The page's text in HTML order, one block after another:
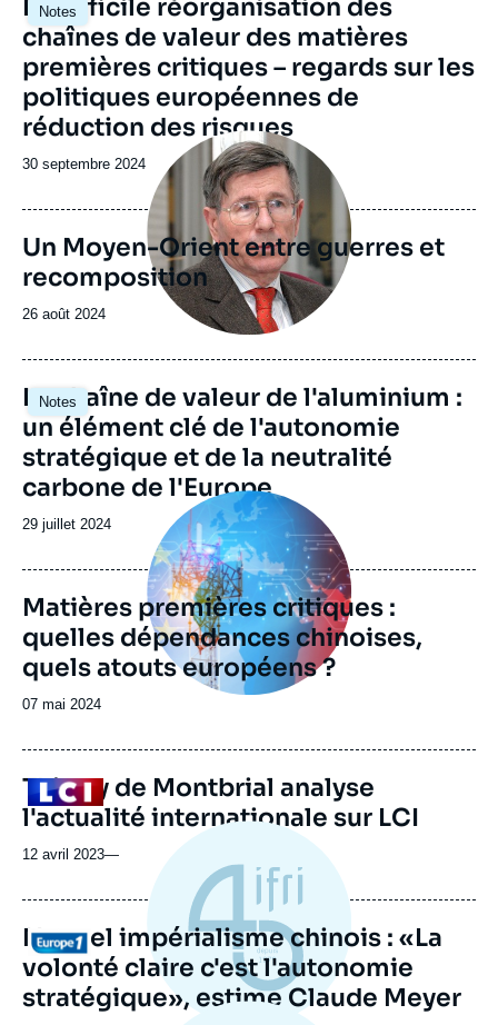
ou
émission
Notes
principale
La difficile réorganisation des
chaînes de valeur des matières
premières critiques – regards sur les
politiques européennes de
réduction des risques
Date
publication
30 septembre 2024
Image
principale
Un Moyen-Orient entre guerres et
recomposition
Date
publication
26 août 2024
Notes
Image
principale
La chaîne de valeur de l'aluminium :
un élément clé de l'autonomie
stratégique et de la neutralité
carbone de l'Europe
Date
publication
29 juillet 2024
Image
principale
Matières premières critiques :
quelles dépendances chinoises,
quels atouts européens ?
Date
publication
07 mai 2024
Logo
Thierry de Montbrial analyse
l'actualité internationale sur LCI
12 avril 2023—
Logo
Nouvel impérialisme chinois : «La
volonté claire c'est l'autonomie
stratégique», estime Claude Meyer